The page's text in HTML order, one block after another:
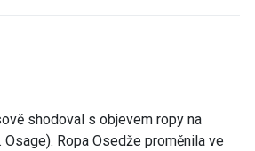
shodoval s objevem ropy na
Ropa Osedže proměnila ve